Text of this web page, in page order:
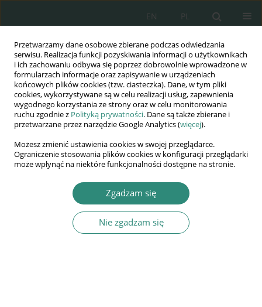
Przetwarzamy dane osobowe zbierane podczas odwiedzania
serwisu. Realizacja funkcji pozyskiwania informacji o użytkownikach
i ich zachowaniu odbywa się poprzez dobrowolnie wprowadzone w
formularzach informacje oraz zapisywanie w urządzeniach
końcowych plików cookies (tzw. ciasteczka). Dane, w tym pliki
cookies, wykorzystywane są w celu realizacji usług, zapewnienia
wygodnego korzystania ze strony oraz w celu monitorowania
ruchu zgodnie z Polityką prywatności. Dane są także zbierane i
przetwarzane przez narzędzie Google Analytics (więcej).
Możesz zmienić ustawienia cookies w swojej przeglądarce.
Ograniczenie stosowania plików cookies w konfiguracji przeglądarki
może wpłynąć na niektóre funkcjonalności dostępne na stronie.
Zgadzam się
Nie zgadzam się
PL
EN
Wydawnictwo
AWSGE
Akademia Nauk Stosowanych
WSGE
im. Alcide De Gasperi
Słowo kluczoweidentyfikacja
zawodowa